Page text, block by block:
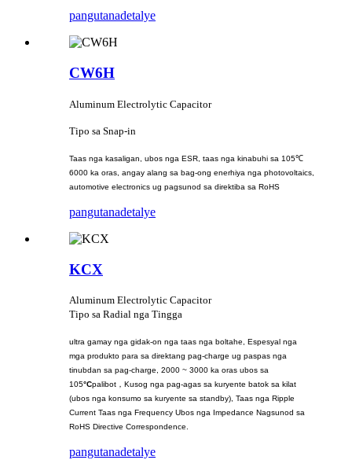
pangutanadetalye
CW6H
Aluminum Electrolytic Capacitor
Tipo sa Snap-in
Taas nga kasaligan, ubos nga ESR, taas nga kinabuhi sa 105℃
6000 ka oras, angay alang sa bag-ong enerhiya nga photovoltaics,
automotive electronics ug pagsunod sa direktiba sa RoHS
pangutanadetalye
KCX
Aluminum Electrolytic Capacitor
Tipo sa Radial nga Tingga
ultra gamay nga gidak-on nga taas nga boltahe, Espesyal nga
mga produkto para sa direktang pag-charge ug paspas nga
tinubdan sa pag-charge, 2000 ~ 3000 ka oras ubos sa
105°Cpalibot，Kusog nga pag-agas sa kuryente batok sa kilat
(ubos nga konsumo sa kuryente sa standby), Taas nga Ripple
Current Taas nga Frequency Ubos nga Impedance Nagsunod sa
RoHS Directive Correspondence.
pangutanadetalye